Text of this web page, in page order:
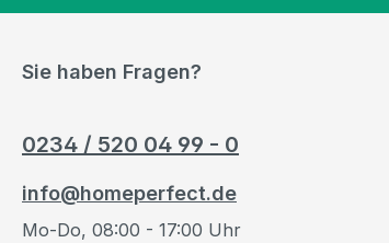
Sie haben Fragen?
0234 / 520 04 99 - 0
info@homeperfect.de
Mo-Do, 08:00 - 17:00 Uhr